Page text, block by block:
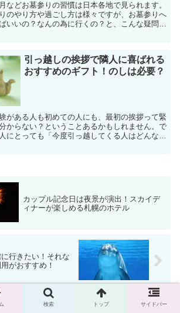
などお墓参りの習慣は日本各地で見られます。
のやり方や過ごし方は様々ですが、お墓参りへ
いいの？なんの為に行くの？と、こんな疑問を
引っ越しの挨拶で隣人に喜ばれる
おすすめのギフト！のしは必要？
がある人も初めての人にも、最初の挨拶って緊
からない？ということあるかもしれません。で
にとっても「今度引っ越してくる人はどんな人
カップル記念日は夜景が演出！スカイデ
ィナーが楽しめる札幌のホテル
行きたい！それな
がおすすめ！
検索 トップ サイドバー